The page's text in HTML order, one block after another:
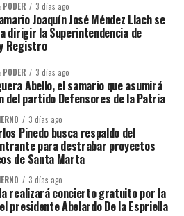
3 días ago
Joaquín José Méndez Llach se
dirigir la Superintendencia de
Registro
3 días ago
Abello, el samario que asumirá
del partido Defensores de la Patria
3 días ago
Pinedo busca respaldo del
para destrabar proyectos
de Santa Marta
3 días ago
realizará concierto gratuito por la
presidente Abelardo De la Espriella